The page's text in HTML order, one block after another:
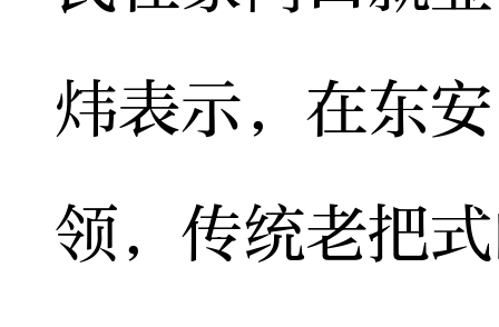
炜表示，在东
领，传统老把